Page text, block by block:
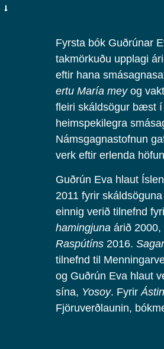
Fyrsta bók Guðrúnar
takmörkuðu upplagi
eftir hana
ertu María meyog
fleiri skáldsögur bæst
heimspekilegra
Námsgagnastofnun
verk eftir erlenda
Guðrún Eva hlaut
2011 fyrir
einnig verið tilnefnd
hamingjuna árið 2000,
Raspútíns 2016.
tilnefnd til
og Guðrún Eva hlaut
sína, Yosoy. Fyrir
Fjöruverðlaunin,